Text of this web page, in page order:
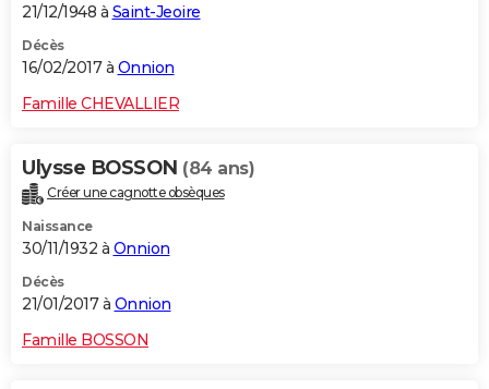
21/12/1948 à Saint-Jeoire
Décès
16/02/2017 à Onnion
Famille CHEVALLIER
Ulysse BOSSON (84 ans)
Créer une cagnotte obsèques
Naissance
30/11/1932 à Onnion
Décès
21/01/2017 à Onnion
Famille BOSSON